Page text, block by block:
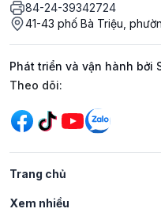
84-24-39342724
41-43 phố Bà Triệu,
Phát triển và vận hành bởi
Mạng xã hội
Theo dõi:
Trang chủ
Xem nhiều